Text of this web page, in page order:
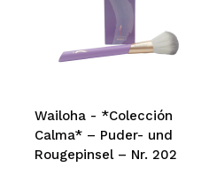
Wailoha - *Colección
Calma* – Puder- und
Rougepinsel – Nr. 202